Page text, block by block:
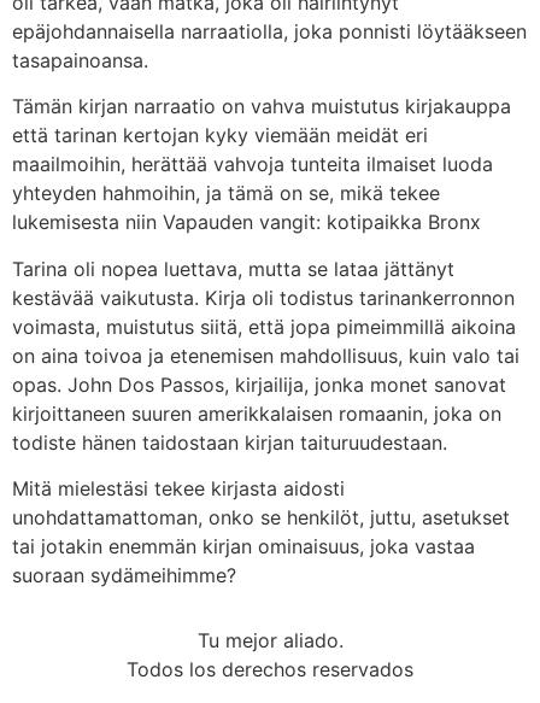
epäjohdannaisella narraatiolla, joka ponnisti löytääkseen
tasapainoansa.
Tämän kirjan narraatio on vahva muistutus kirjakauppa
että tarinan kertojan kyky viemään meidät eri
maailmoihin, herättää vahvoja tunteita ilmaiset luoda
yhteyden hahmoihin, ja tämä on se, mikä tekee
lukemisesta niin Vapauden vangit: kotipaikka Bronx
Tarina oli nopea luettava, mutta se lataa jättänyt
kestävää vaikutusta. Kirja oli todistus tarinankerronnon
voimasta, muistutus siitä, että jopa pimeimmillä aikoina
on aina toivoa ja etenemisen mahdollisuus, kuin valo tai
opas. John Dos Passos, kirjailija, jonka monet sanovat
kirjoittaneen suuren amerikkalaisen romaanin, joka on
todiste hänen taidostaan kirjan taituruudestaan.
Mitä mielestäsi tekee kirjasta aidosti
unohdattamattoman, onko se henkilöt, juttu, asetukset
tai jotakin enemmän kirjan ominaisuus, joka vastaa
suoraan sydämeihimme?
Tu mejor aliado.
Todos los derechos reservados